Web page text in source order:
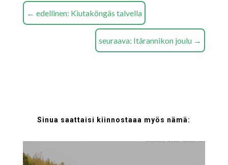
← edellinen: Kiutaköngäs talvella
seuraava: Itärannikon joulu →
Sinua saattaisi kiinnostaaa myös nämä: